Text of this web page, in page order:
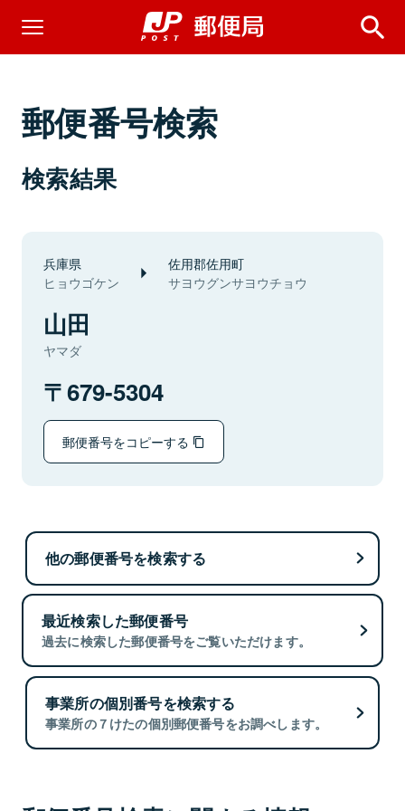
郵便番号検索
検索結果
兵庫県
ヒョウゴケン
佐用郡佐用町
サヨウグンサヨウチョウ
山田
ヤマダ
679-5304
郵便番号をコピーする
他の郵便番号を検索する
最近検索した郵便番号
過去に検索した郵便番号をご覧いただけます。
事業所の個別番号を検索する
事業所の７けたの個別郵便番号をお調べします。